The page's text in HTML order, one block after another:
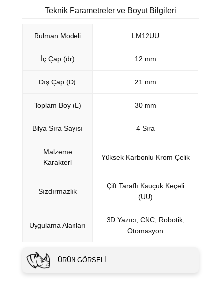
Teknik Parametreler ve Boyut Bilgileri
Rulman Modeli LM12UU
İç Çap (dr) 12 mm
Dış Çap (D) 21 mm
Toplam Boy (L) 30 mm
Bilya Sıra Sayısı 4 Sıra
Malzeme
Karakteri
Yüksek Karbonlu Krom Çelik
Sızdırmazlık
Çift Taraflı Kauçuk Keçeli
(UU)
Uygulama Alanları
3D Yazıcı, CNC, Robotik,
Otomasyon
ÜRÜN GÖRSELI